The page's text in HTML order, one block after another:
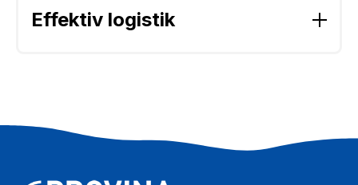
Effektiv logistik